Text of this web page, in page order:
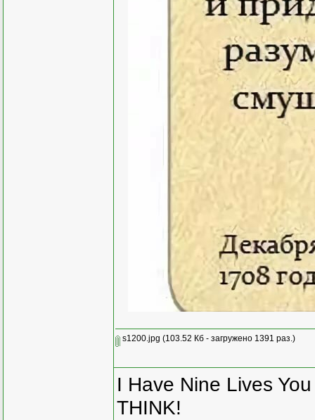
s1200.jpg (103.52 Кб - загружено 1391 раз.)
I Have Nine Lives
THINK!